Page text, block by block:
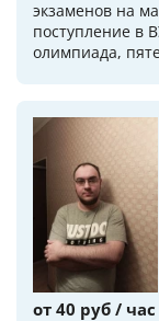
экзаменов на
поступление в
олимпиада,
от 40 руб / час